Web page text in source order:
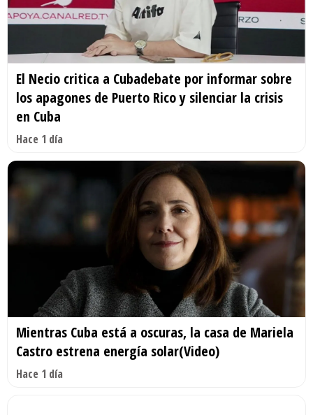
El Necio critica a Cubadebate por informar sobre
los apagones de Puerto Rico y silenciar la crisis
en Cuba
Hace 1 día
Mientras Cuba está a oscuras, la casa de Mariela
Castro estrena energía solar(Video)
Hace 1 día